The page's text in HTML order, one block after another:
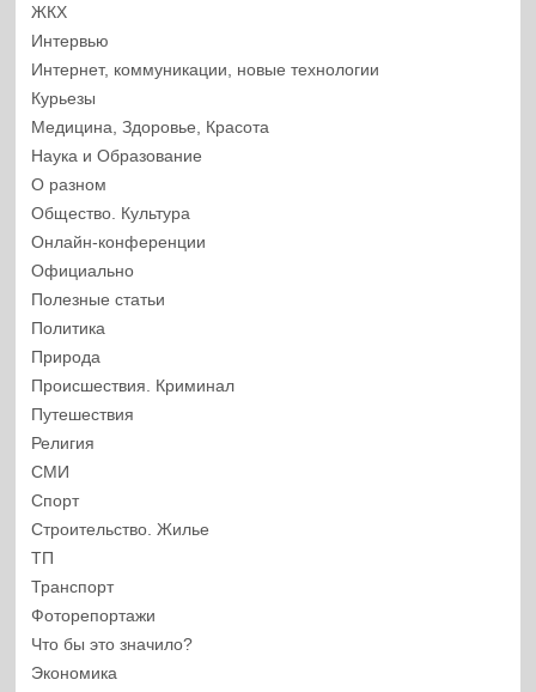
ЖКХ
Интервью
Интернет, коммуникации, новые технологии
Курьезы
Медицина, Здоровье, Красота
Наука и Образование
О разном
Общество. Культура
Онлайн-конференции
Официально
Полезные статьи
Политика
Природа
Происшествия. Криминал
Путешествия
Религия
СМИ
Спорт
Строительство. Жилье
ТП
Транспорт
Фоторепортажи
Что бы это значило?
Экономика